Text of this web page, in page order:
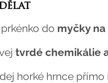
do myčky
tvrdé chemikálie
horké hrnce přímo